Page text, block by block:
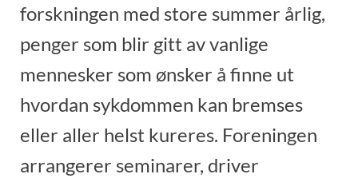
forskningen med store summer årlig,
penger som blir gitt av vanlige
mennesker som ønsker å finne ut
hvordan sykdommen kan bremses
eller aller helst kureres. Foreningen
arrangerer seminarer, driver